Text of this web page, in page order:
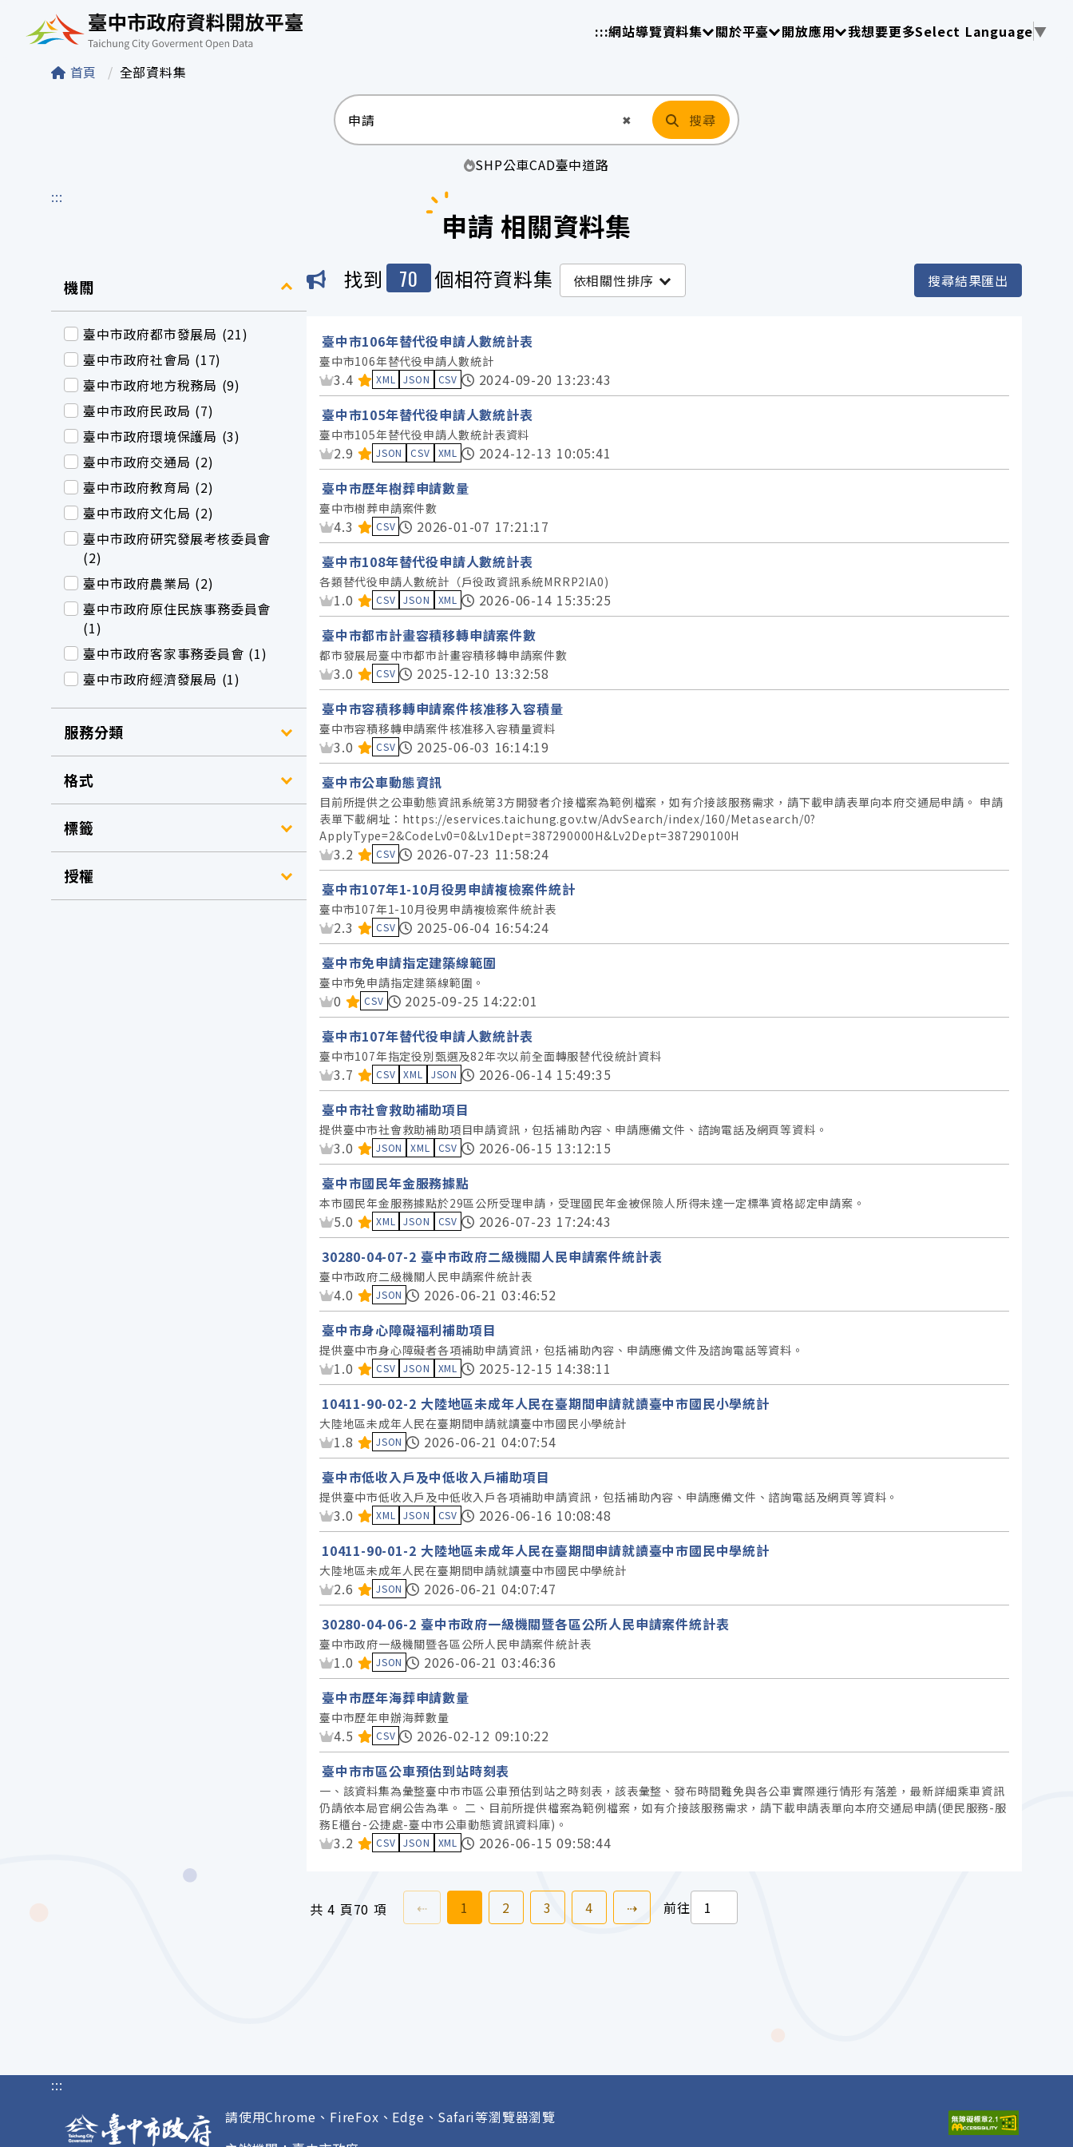
臺中市政府資料開放平臺 :::網站導覽資料集請使用 TAB 操作選單
關於平臺請使用 TAB 操作選單
開放應用請使用 TAB 操作選單
我想要更多Select Language▼
首頁 全部資料集
✖ 清空輸入 搜尋
SHP公車CAD臺中道路
:::
申請 相關資料集
機關
臺中市政府都市發展局 (21)
臺中市政府社會局 (17)
臺中市政府地方稅務局 (9)
臺中市政府民政局 (7)
臺中市政府環境保護局 (3)
臺中市政府交通局 (2)
臺中市政府教育局 (2)
臺中市政府文化局 (2)
臺中市政府研究發展考核委員會
(2)
臺中市政府農業局 (2)
臺中市政府原住民族事務委員會
(1)
臺中市政府客家事務委員會 (1)
臺中市政府經濟發展局 (1)
服務分類
格式
標籤
授權
找到 70 個相符資料集 依相關性排序 搜尋結果匯出
臺中市106年替代役申請人數統計表
臺中市106年替代役申請人數統計
資料集評分：
3.4 XML JSON CSV
2024-09-20 13:23:43
臺中市105年替代役申請人數統計表
臺中市105年替代役申請人數統計表資料
資料集評分：
2.9 JSON CSV XML
2024-12-13 10:05:41
臺中市歷年樹葬申請數量
臺中市樹葬申請案件數
資料集評分：
4.3 CSV
2026-01-07 17:21:17
臺中市108年替代役申請人數統計表
各類替代役申請人數統計（戶役政資訊系統MRRP2IA0)
資料集評分：
1.0 CSV JSON XML
2026-06-14 15:35:25
臺中市都市計畫容積移轉申請案件數
都市發展局臺中市都市計畫容積移轉申請案件數
資料集評分：
3.0 CSV
2025-12-10 13:32:58
臺中市容積移轉申請案件核准移入容積量
臺中市容積移轉申請案件核准移入容積量資料
資料集評分：
3.0 CSV
2025-06-03 16:14:19
臺中市公車動態資訊
目前所提供之公車動態資訊系統第3方開發者介接檔案為範例檔案，如有介接該服務需求，請下載申請表單向本府交通局申請。 申請
表單下載網址：https://eservices.taichung.gov.tw/AdvSearch/index/160/Metasearch/0?
ApplyType=2&CodeLv0=0&Lv1Dept=387290000H&Lv2Dept=387290100H
資料集評分：
3.2 CSV
2026-07-23 11:58:24
臺中市107年1-10月役男申請複檢案件統計
臺中市107年1-10月役男申請複檢案件統計表
資料集評分：
2.3 CSV
2025-06-04 16:54:24
臺中市免申請指定建築線範圍
臺中市免申請指定建築線範圍。
資料集評分：
0 CSV
2025-09-25 14:22:01
臺中市107年替代役申請人數統計表
臺中市107年指定役別甄選及82年次以前全面轉服替代役統計資料
資料集評分：
3.7 CSV XML JSON
2026-06-14 15:49:35
臺中市社會救助補助項目
提供臺中市社會救助補助項目申請資訊，包括補助內容、申請應備文件、諮詢電話及網頁等資料。
資料集評分：
3.0 JSON XML CSV
2026-06-15 13:12:15
臺中市國民年金服務據點
本市國民年金服務據點於29區公所受理申請，受理國民年金被保險人所得未達一定標準資格認定申請案。
資料集評分：
5.0 XML JSON CSV
2026-07-23 17:24:43
30280-04-07-2 臺中市政府二級機關人民申請案件統計表
臺中市政府二級機關人民申請案件統計表
資料集評分：
4.0 JSON
2026-06-21 03:46:52
臺中市身心障礙福利補助項目
提供臺中市身心障礙者各項補助申請資訊，包括補助內容、申請應備文件及諮詢電話等資料。
資料集評分：
1.0 CSV JSON XML
2025-12-15 14:38:11
10411-90-02-2 大陸地區未成年人民在臺期間申請就讀臺中市國民小學統計
大陸地區未成年人民在臺期間申請就讀臺中市國民小學統計
資料集評分：
1.8 JSON
2026-06-21 04:07:54
臺中市低收入戶及中低收入戶補助項目
提供臺中市低收入戶及中低收入戶各項補助申請資訊，包括補助內容、申請應備文件、諮詢電話及網頁等資料。
資料集評分：
3.0 XML JSON CSV
2026-06-16 10:08:48
10411-90-01-2 大陸地區未成年人民在臺期間申請就讀臺中市國民中學統計
大陸地區未成年人民在臺期間申請就讀臺中市國民中學統計
資料集評分：
2.6 JSON
2026-06-21 04:07:47
30280-04-06-2 臺中市政府一級機關暨各區公所人民申請案件統計表
臺中市政府一級機關暨各區公所人民申請案件統計表
資料集評分：
1.0 JSON
2026-06-21 03:46:36
臺中市歷年海葬申請數量
臺中市歷年申辦海葬數量
資料集評分：
4.5 CSV
2026-02-12 09:10:22
臺中市市區公車預估到站時刻表
一、該資料集為彙整臺中市市區公車預估到站之時刻表，該表彙整、發布時間難免與各公車實際運行情形有落差，最新詳細乘車資訊
仍請依本局官網公告為準。 二、目前所提供檔案為範例檔案，如有介接該服務需求，請下載申請表單向本府交通局申請(便民服務-服
務E櫃台-公捷處-臺中市公車動態資訊資料庫)。
資料集評分：
3.2 CSV JSON XML 2026-06-15 09:58:44
共4 頁70 項 ⇠上一頁前往
1 前往
2 前往
3 前往
4頁 ⇢下一頁前往
:::
請使用Chrome、FireFox、Edge、Safari等瀏覽器瀏覽